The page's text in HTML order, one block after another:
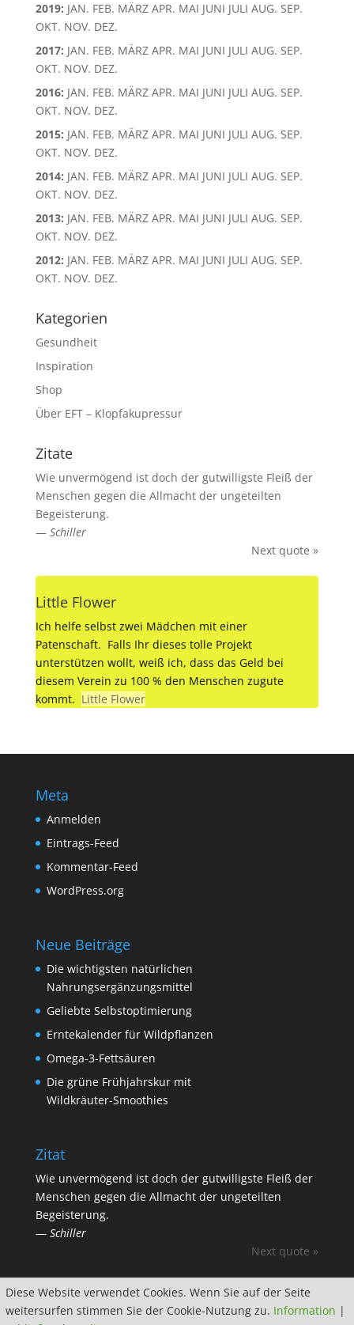
2019: JAN. FEB. MÄRZ APR. MAI JUNI JULI AUG. SEP.
OKT. NOV. DEZ.
2017: JAN. FEB. MÄRZ APR. MAI JUNI JULI AUG. SEP.
OKT. NOV. DEZ.
2016: JAN. FEB. MÄRZ APR. MAI JUNI JULI AUG. SEP.
OKT. NOV. DEZ.
2015: JAN. FEB. MÄRZ APR. MAI JUNI JULI AUG. SEP.
OKT. NOV. DEZ.
2014: JAN. FEB. MÄRZ APR. MAI JUNI JULI AUG. SEP.
OKT. NOV. DEZ.
2013: JAN. FEB. MÄRZ APR. MAI JUNI JULI AUG. SEP.
OKT. NOV. DEZ.
2012: JAN. FEB. MÄRZ APR. MAI JUNI JULI AUG. SEP.
OKT. NOV. DEZ.
Kategorien
Gesundheit
Inspiration
Shop
Über EFT – Klopfakupressur
Zitate
Wie unvermögend ist doch der gutwilligste Fleiß der
Menschen gegen die Allmacht der ungeteilten
Begeisterung.
— Schiller
Next quote »
Little Flower
Ich helfe selbst zwei Mädchen mit einer
Patenschaft. Falls Ihr dieses tolle Projekt
unterstützen wollt, weiß ich, dass das Geld bei
diesem Verein zu 100 % den Menschen zugute
kommt. Little Flower
Meta
Anmelden
Eintrags-Feed
Kommentar-Feed
WordPress.org
Neue Beiträge
Die wichtigsten natürlichen
Nahrungsergänzungsmittel
Geliebte Selbstoptimierung
Erntekalender für Wildpflanzen
Omega-3-Fettsäuren
Die grüne Frühjahrskur mit
Wildkräuter-Smoothies
Zitat
Wie unvermögend ist doch der gutwilligste Fleiß der
Menschen gegen die Allmacht der ungeteilten
Begeisterung.
— Schiller
Next quote »
Diese Website verwendet Cookies. Wenn Sie auf der Seite
weitersurfen stimmen Sie der Cookie-Nutzung zu. Information |